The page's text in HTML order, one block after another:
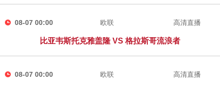
08-07 00:00 欧联
比亚韦斯托克雅盖隆 VS 格拉斯哥流浪者
高清直播
08-07 00:00 欧联 高清直播